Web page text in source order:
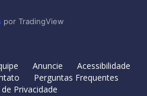
por TradingView
Anuncie
Acessibilidade
Perguntas Frequentes
Privacidade